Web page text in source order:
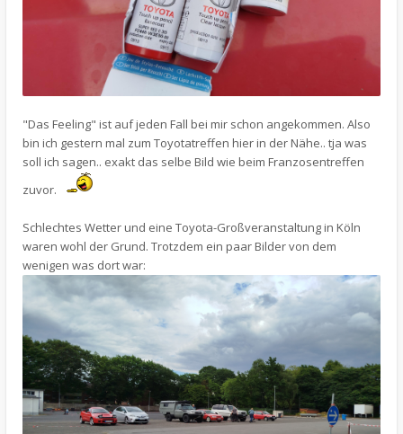
"Das Feeling" ist auf jeden Fall bei mir schon angekommen. Also
bin ich gestern mal zum Toyotatreffen hier in der Nähe.. tja was
soll ich sagen.. exakt das selbe Bild wie beim Franzosentreffen
zuvor.
Schlechtes Wetter und eine Toyota-Großveranstaltung in Köln
waren wohl der Grund. Trotzdem ein paar Bilder von dem
wenigen was dort war: